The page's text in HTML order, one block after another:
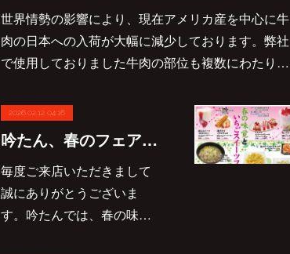
世界情勢の影響により、現在アメリカ産を中心に牛
肉の日本への入荷が大幅に減少しております。弊社
で使用しておりました牛肉の部位も複数にわたり…
2026.02.12 04:16
吟たん、春のフェア３月７日スタート
毎度ご来店いただきまして
誠にありがとうございま
す。吟たんでは、春の味…